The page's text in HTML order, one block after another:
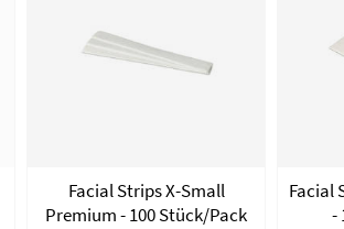
Facial Strips X-Small
Premium - 100 Stück/Pack
Facial
-